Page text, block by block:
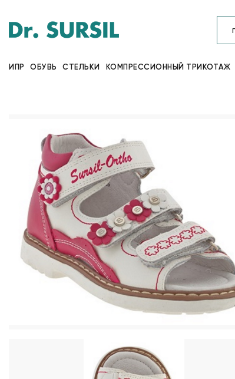
ИПР ОБУВЬ СТЕЛЬКИ КОМПРЕССИОННЫЙ ТРИКОТАЖ